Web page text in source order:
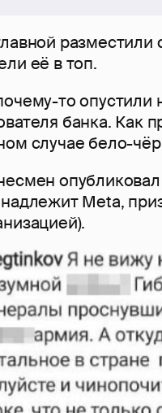
разместили
её в топ.
то опустили
банка. Как
случае бело-
Meta,